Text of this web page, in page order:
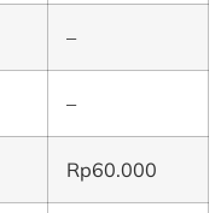
–
–
Rp60.000